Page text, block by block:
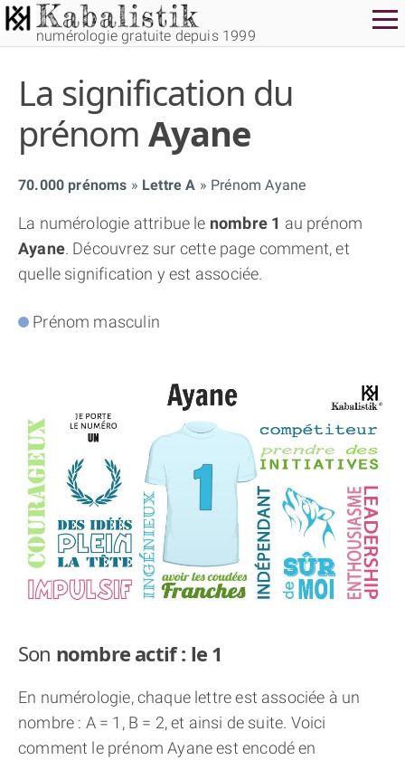
numérologie gratuite depuis 1999
La signification du
prénom Ayane
70.000 prénoms Lettre A Prénom Ayane
La numérologie attribue le nombre 1 au prénom
Ayane. Découvrez sur cette page comment, et
quelle signification y est associée.
Prénom masculin
Son nombre actif : le 1
En numérologie, chaque lettre est associée à un
nombre : A = 1, B = 2, et ainsi de suite. Voici
comment le prénom Ayane est encodé en
THÈME GRATUIT
THÈME NUMÉROLOGIQUE APPROFONDI
THÈME TEMPOREL
THÈME « DOUBLE JE »
APPRENDRE LA NUMÉROLOGIE
EXPLORER LA NUMÉROLOGIE
70.000 PRÉNOMS
(À PROPOS)